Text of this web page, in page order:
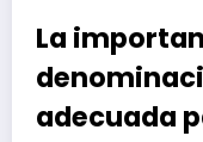
La
adecuada